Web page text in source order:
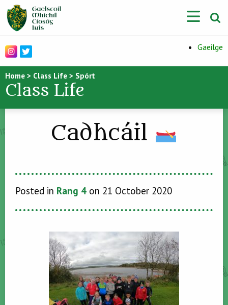
Gaeilge
Home > Class Life > Spórt
Class Life
Cadhcáil
Posted in Rang 4 on 21 October 2020